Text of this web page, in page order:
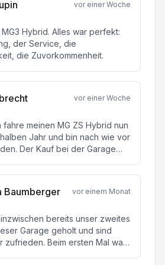
vor einer Woche
Hybrid. Alles war perfekt:
der Service, die
die Zuvorkommenheit.
vor einer Woche
Jahr und bin nach wie vor
Der Kauf bei der Garage
positive Erfahrung.
Herrn Janick Moor. Er hat
ehrlich und ohne jeglichen
beraten. Mit seiner
engagierten und
Art hat er sich viel Zeit für all
Baumberger vor einem Monat
bereits unser zweites
Garage geholt und sind
zufrieden. Beim ersten Mal war